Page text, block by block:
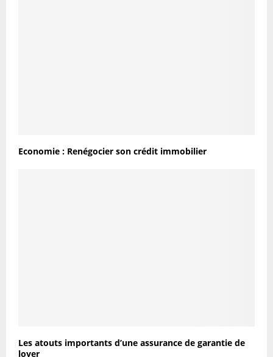
Economie : Renégocier son crédit immobilier
Les atouts importants d’une assurance de garantie de
loyer